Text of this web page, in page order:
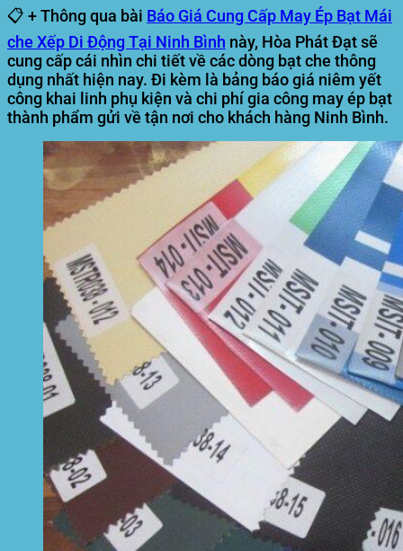
📋 + Thông qua bài Báo Giá Cung Cấp May Ép Bạt Mái
che Xếp Di Động Tại Ninh Bình này, Hòa Phát Đạt sẽ
cung cấp cái nhìn chi tiết về các dòng bạt che thông
dụng nhất hiện nay. Đi kèm là bảng báo giá niêm yết
công khai linh phụ kiện và chi phí gia công may ép bạt
thành phẩm gửi về tận nơi cho khách hàng Ninh Bình.